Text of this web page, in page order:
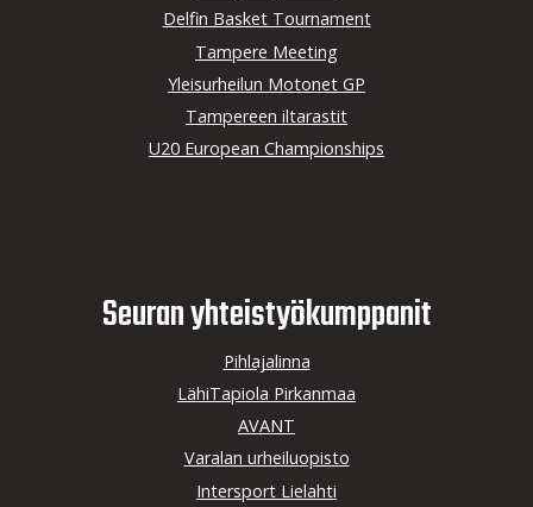
Delfin Basket Tournament
Tampere Meeting
Yleisurheilun Motonet GP
Tampereen iltarastit
U20 European Championships
Seuran yhteistyö­kumppanit
Pihlajalinna
LähiTapiola Pirkanmaa
AVANT
Varalan urheiluopisto
Intersport Lielahti